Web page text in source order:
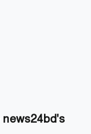
news24bd's